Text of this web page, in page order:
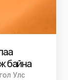
байна
Улс